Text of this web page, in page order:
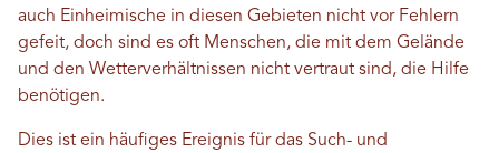
auch Einheimische in diesen Gebieten nicht vor Fehlern
gefeit, doch sind es oft Menschen, die mit dem Gelände
und den Wetterverhältnissen nicht vertraut sind, die Hilfe
benötigen.
Dies ist ein häufiges Ereignis für das Such- und